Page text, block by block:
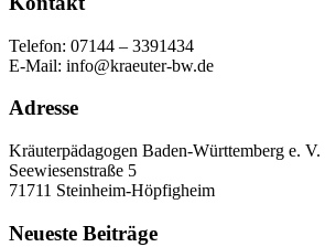
Telefon: 07144 – 3391434
E-Mail: info@kraeuter-bw.de
Adresse
Kräuterpädagogen Baden-Württemberg e. V.
Seewiesenstraße 5
71711 Steinheim-Höpfigheim
Neueste Beiträge